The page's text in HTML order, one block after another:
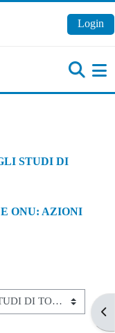
Login
STUDI DI
ONU: AZIONI